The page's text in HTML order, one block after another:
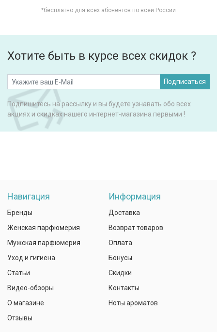
*бесплатно для всех абонентов по всей России
Хотите быть в курсе всех скидок ?
Подписаться
Подпишитесь на рассылку и вы будете узнавать обо всех
акциях и скидках нашего интернет-магазина первыми !
Навигация
Бренды
Женская парфюмерия
Мужская парфюмерия
Уход и гигиена
Статьи
Видео-обзоры
О магазине
Отзывы
Информация
Доставка
Возврат товаров
Оплата
Бонусы
Скидки
Контакты
Ноты ароматов